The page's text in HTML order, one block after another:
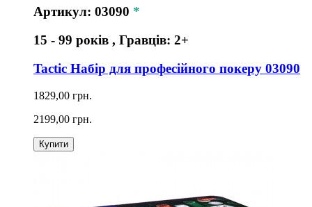
Артикул: 03090 *
15 - 99 років , Гравців: 2+
Tactic Набір для професійного покеру 03090
1829,00 грн.
2199,00 грн.
Купити